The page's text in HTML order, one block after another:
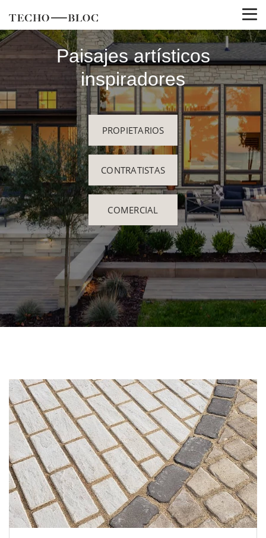
Paisajes artísticos
inspiradores
PROPIETARIOS
CONTRATISTAS
COMERCIAL